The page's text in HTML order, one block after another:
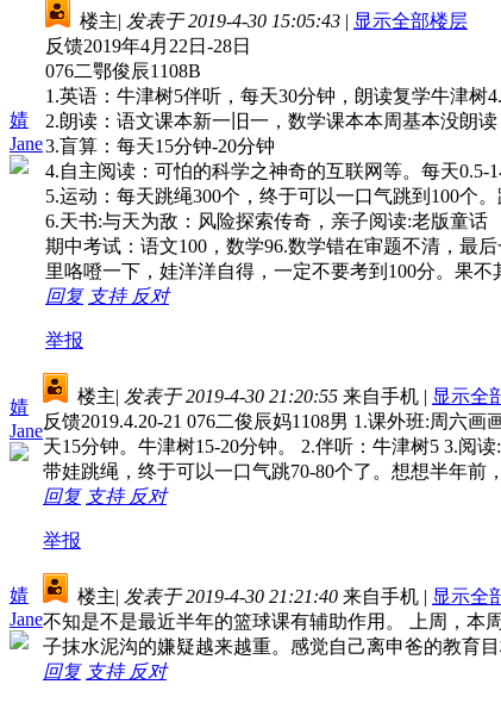
婧
Jane
楼主| 发表于 2019-4-30 15:05:43 | 显示全部楼层
反馈2019年4月22日-28日
076二鄂俊辰1108B
1.英语：牛津树5伴听，每天30分钟，朗读复学牛津树
2.朗读：语文课本新一旧一，数学课本本周基本没朗读
3.盲算：每天15分钟-20分钟
4.自主阅读：可怕的科学之神奇的互联网等。每天0.5-
5.运动：每天跳绳300个，终于可以一口气跳到100个。
6.天书:与天为敌：风险探索传奇，亲子阅读:老版童话
期中考试：语文100，数学96.数学错在审题不清，最
里咯噔一下，娃洋洋自得，一定不要考到100分。果不
回复 支持 反对
举报
婧
Jane
楼主| 发表于 2019-4-30 21:20:55 来自手机 | 显示全
反馈2019.4.20-21 076二俊辰妈1108男 1.课外班:周六
天15分钟。牛津树15-20分钟。 2.伴听：牛津树5 3.阅
带娃跳绳，终于可以一口气跳70-80个了。想想半年前
回复 支持 反对
举报
婧
Jane
楼主| 发表于 2019-4-30 21:21:40 来自手机 | 显示全
不知是不是最近半年的篮球课有辅助作用。 上周，本
子抹水泥沟的嫌疑越来越重。感觉自己离申爸的教育目
回复 支持 反对